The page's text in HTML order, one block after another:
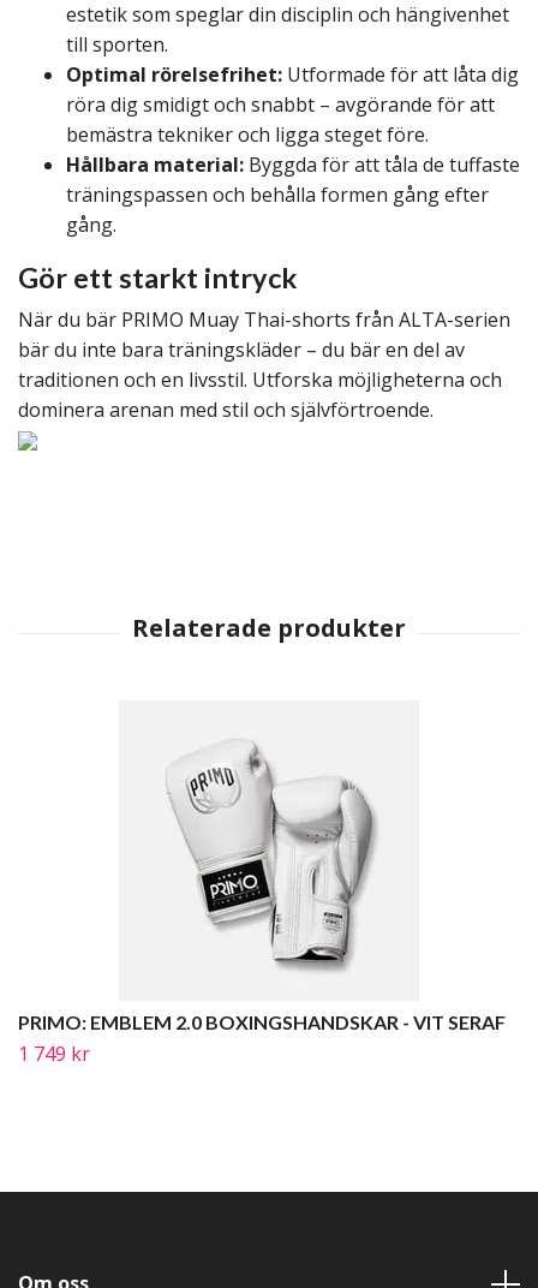
estetik som speglar din disciplin och hängivenhet
till sporten.
Optimal rörelsefrihet: Utformade för att låta dig
röra dig smidigt och snabbt – avgörande för att
bemästra tekniker och ligga steget före.
Hållbara material: Byggda för att tåla de tuffaste
träningspassen och behålla formen gång efter
gång.
Gör ett starkt intryck
När du bär PRIMO Muay Thai-shorts från ALTA-serien
bär du inte bara träningskläder – du bär en del av
traditionen och en livsstil. Utforska möjligheterna och
dominera arenan med stil och självförtroende.
PRIMO: EMBLEM 2.0 BOXINGSHANDSKAR - VIT SERAF
1 749 kr